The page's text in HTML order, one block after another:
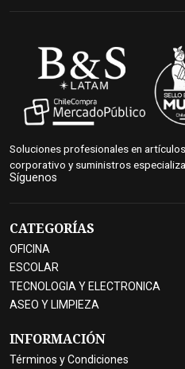
Soluciones profesionales en
corporativo y suministros
Síguenos
CATEGORÍAS
OFICINA
ESCOLAR
TECNOLOGIA Y ELECTRONICA
ASEO Y LIMPIEZA
INFORMACIÓN
Términos y Condiciones